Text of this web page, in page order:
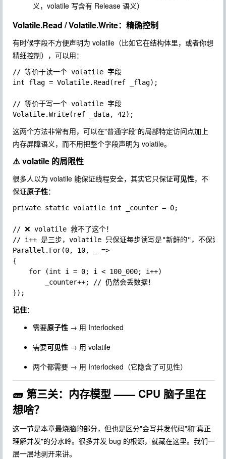
义，volatile 写含有 Release 语义）
Volatile.Read / Volatile.Write：精确控制
有时候字段不方便声明为 volatile （比如它在结构体里，或者你想
精细控制），可以用：
// 等价于读一个 volatile 字段
int flag = Volatile.Read(ref _flag);
// 等价于写一个 volatile 字段
这两个方法非常有用，可以在"普通字段"的局部特定访问点加上
内存屏障语义，而不用把整个字段声明为 volatile。
⚠️ volatile 的局限性
很多人以为 volatile 能保证线程安全，其实它只保证可见性，不
保证原子性：
private static volatile int _counter = 0;
// ❌ volatile 救不了这个！
// i++ 是三步，volatile 只保证每步读写是"新鲜的"，不保证三
Parallel.For(0, 10, _ =>
{
记住：
需要原子性 → 用 Interlocked
需要可见性 → 用 volatile
两个都需要 → 用 Interlocked （它隐含了可见性）
🧱 第三关：内存模型 —— CPU 脑子里在
想啥？
这一节是本章最烧脑的部分，但也是区分"会写并发代码"和"真正
理解并发"的分水岭。很多并发 bug 的根源，就藏在这里。我们一
层一层地剥开来讲。